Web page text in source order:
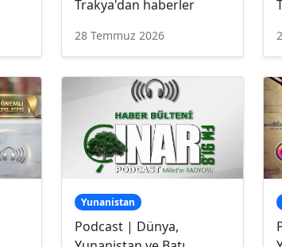
Trakya'dan haberler
28 Temmuz 2026
Yunanistan
Podcast | Dünya,